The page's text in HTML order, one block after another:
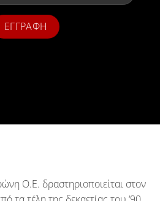
Ο.Ε. δραστηριοποιείται στον